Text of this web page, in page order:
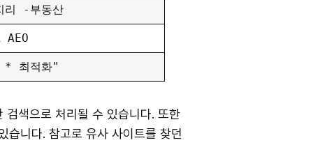
리 -부동산
AEO
* 최적화"
검색으로 처리될 수 있습니다. 또한
습니다. 참고로 유사 사이트를 찾던